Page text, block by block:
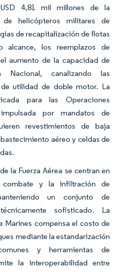
4,81 mil millones de la
helicópteros militares de
de recapitalización de flotas
los reemplazos de
aumento de la capacidad de
canalizando las
utilidad de doble motor. La
para las Operaciones
por mandatos de
revestimientos de baja
aéreo y celdas de
la Fuerza Aérea se centran en
y la infiltración de
un conjunto de
sofisticado. La
compensa el costo de
mediante la estandarización
y herramientas de
la interoperabilidad entre